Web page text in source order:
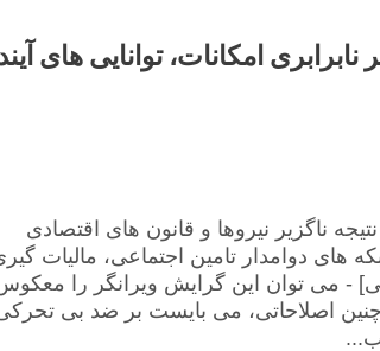
امکانات، توانایی های
ناگزیر نیروها و قانون های اقتصادی
های دوامدار تامین اجتماعی، مالیات
- می توان این گرایش ویرانگر را
اصلاحاتی، می بایست بر ضد بی
ب...